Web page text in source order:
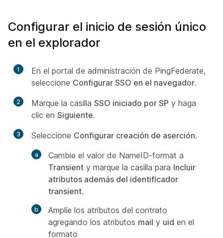
Configurar el inicio de sesión único
en el explorador
1
En el portal de administración de PingFederate,
seleccione Configurar SSO en el navegador.
2 Marque la casilla SSO iniciado por SP y haga
clic en Siguiente.
3 Seleccione Configurar creación de aserción.
Cambie el valor de NameID-format a
Transient y marque la casilla para Incluir
atributos además del identificador
transient.
Amplíe los atributos del contrato
agregando los atributos mail y uid en el
formato